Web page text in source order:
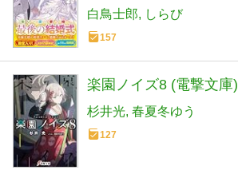
白鳥士郎 しらび
157
楽園ノイズ8 (電撃文庫)
杉井光 春夏冬ゆう
127